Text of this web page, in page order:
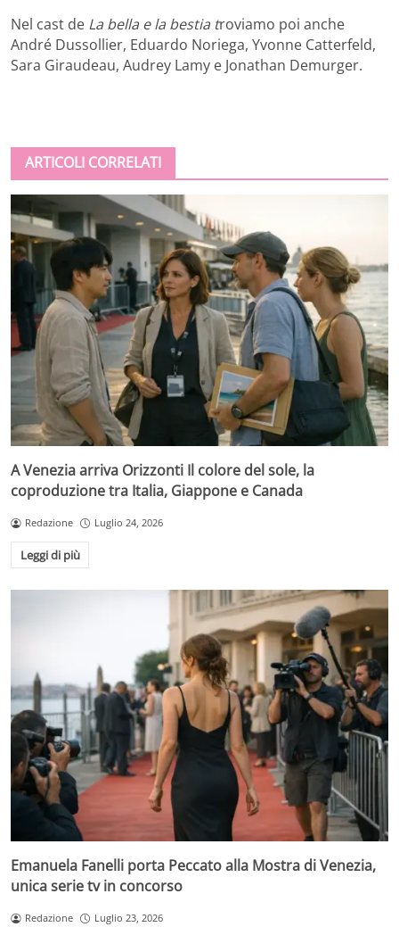
Nel cast de La bella e la bestia troviamo poi anche
André Dussollier, Eduardo Noriega, Yvonne Catterfeld,
Sara Giraudeau, Audrey Lamy e Jonathan Demurger.
ARTICOLI CORRELATI
A Venezia arriva Orizzonti Il colore del sole, la
coproduzione tra Italia, Giappone e Canada
Redazione Luglio 24, 2026
Leggi di più
Emanuela Fanelli porta Peccato alla Mostra di Venezia,
unica serie tv in concorso
Redazione Luglio 23, 2026